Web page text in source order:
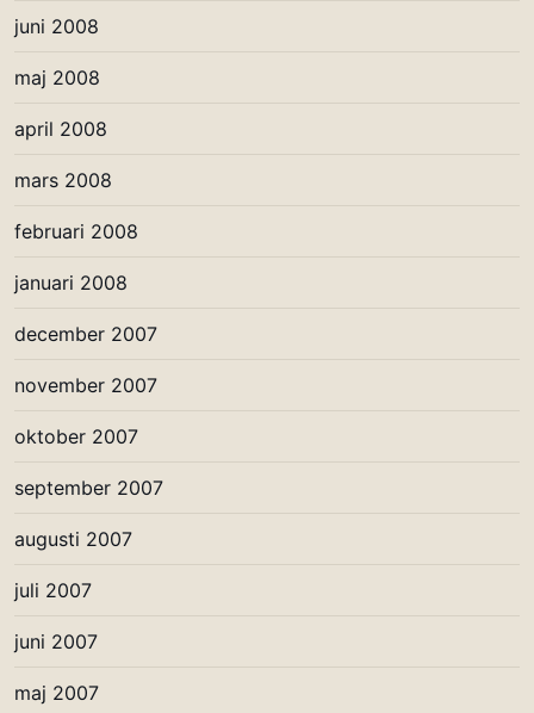
juni 2008
maj 2008
april 2008
mars 2008
februari 2008
januari 2008
december 2007
november 2007
oktober 2007
september 2007
augusti 2007
juli 2007
juni 2007
maj 2007